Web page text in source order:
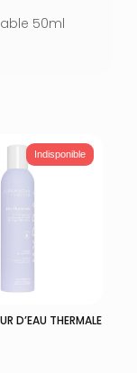
50ml
Indisponible
La Suite
D’EAU THERMALE